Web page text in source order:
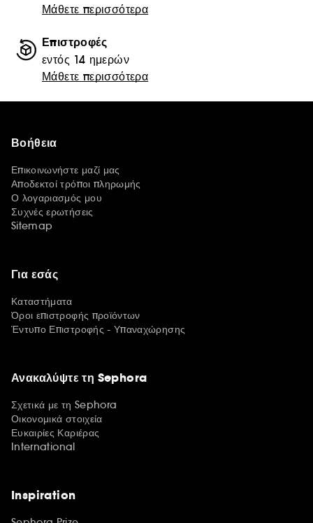
Μάθετε περισσότερα
Επιστροφές
εντός 14 ημερών
Μάθετε περισσότερα
Βοήθεια
Επικοινωνήστε μαζί μας
Αποδεκτοί τρόποι πληρωμής
Ο λογαριασμός μου
Συχνές ερωτήσεις
Sitemap
Για εσάς
Καταστήματα
Όροι επιστροφής προϊόντων
Έντυπο Επιστροφής - Υπαναχώρησης
Ανακαλύψτε τη Sephora
Σχετικά με τη Sephora
Οικονομικά στοιχεία
Ευκαιρίες Καριέρας
International
Inspiration